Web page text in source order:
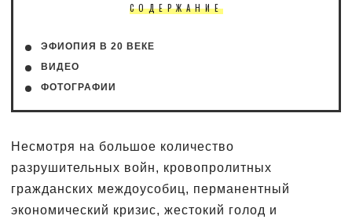
СОДЕРЖАНИЕ
ЭФИОПИЯ В 20 ВЕКЕ
ВИДЕО
ФОТОГРАФИИ
Несмотря на большое количество
разрушительных войн, кровопролитных
гражданских междоусобиц, перманентный
экономический кризис, жестокий голод и